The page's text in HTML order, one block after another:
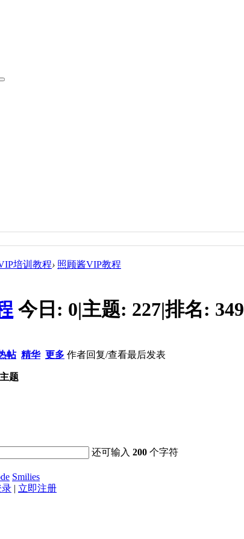
培训教程› 照顾酱VIP教程
今日: 0|主题: 227|排名: 349
帖 精华 更多 作者回复/查看最后发表
题
还可输入200 个字符
Smilies
录 | 立即注册